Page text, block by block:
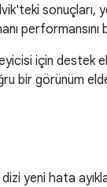
sonuçları,
için destek
bir görünüm
yeni hata